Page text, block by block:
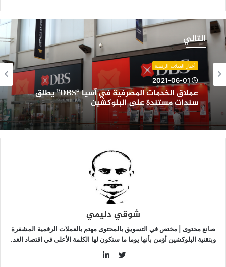
التالي
عملاق
الخدمات
المصرفية
يطلق
مستندة
البلوكشين
أخبار العملات الرقمية
2021-06-01
عملاق الخدمات المصرفية في آسيا “DBS” يطلق
سندات مستندة على البلوكشين
شوقي دليمي
صانع محتوى | مختص في التسويق بالمحتوى مهتم بالعملات الرقمية المشفرة
وبتقنية البلوكشين أؤمن بأنها يوما ما ستكون لها الكلمة الأعلى في اقتصاد الغد.